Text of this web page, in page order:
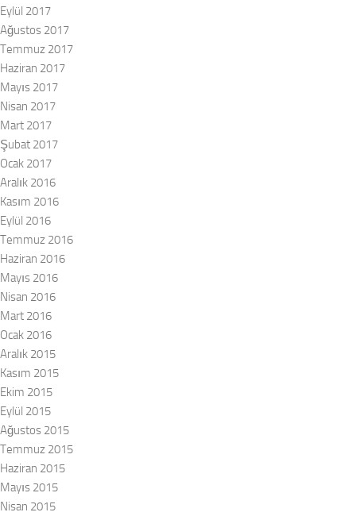
Eylül 2017
Ağustos 2017
Temmuz 2017
Haziran 2017
Mayıs 2017
Nisan 2017
Mart 2017
Şubat 2017
Ocak 2017
Aralık 2016
Kasım 2016
Eylül 2016
Temmuz 2016
Haziran 2016
Mayıs 2016
Nisan 2016
Mart 2016
Ocak 2016
Aralık 2015
Kasım 2015
Ekim 2015
Eylül 2015
Ağustos 2015
Temmuz 2015
Haziran 2015
Mayıs 2015
Nisan 2015